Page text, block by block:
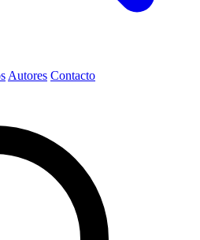
Autores Contacto